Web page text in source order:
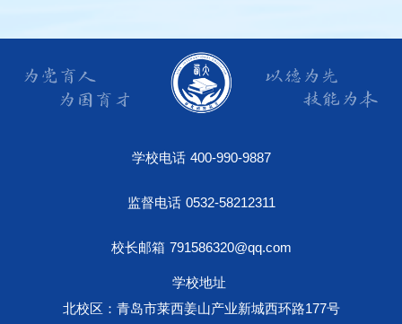
学校电话 400-990-9887
监督电话 0532-58212311
校长邮箱 791586320@qq.com
学校地址
北校区：青岛市莱西姜山产业新城西环路177号